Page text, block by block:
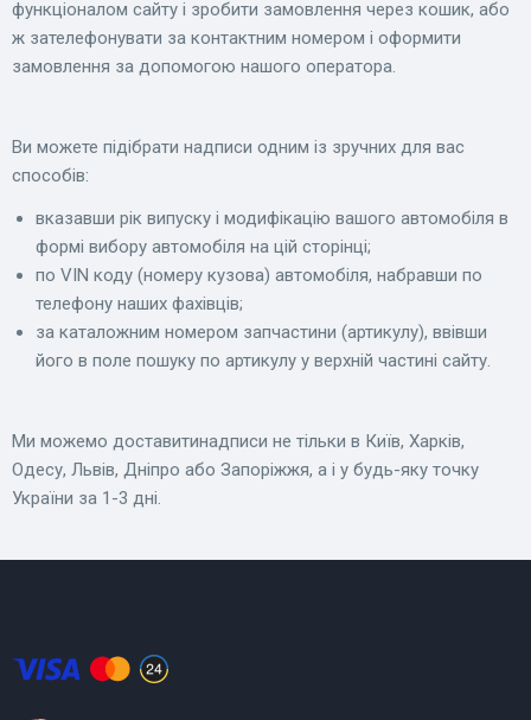
функціоналом сайту і зробити замовлення через кошик, або
ж зателефонувати за контактним номером і оформити
замовлення за допомогою нашого оператора.
Ви можете підібрати надписи одним із зручних для вас
способів:
вказавши рік випуску і модифікацію вашого автомобіля в
формі вибору автомобіля на цій сторінці;
по VIN коду (номеру кузова) автомобіля, набравши по
телефону наших фахівців;
за каталожним номером запчастини (артикулу), ввівши
його в поле пошуку по артикулу у верхній частині сайту.
Ми можемо доставитинадписи не тільки в Київ, Харків,
Одесу, Львів, Дніпро або Запоріжжя, а і у будь-яку точку
України за 1-3 дні.